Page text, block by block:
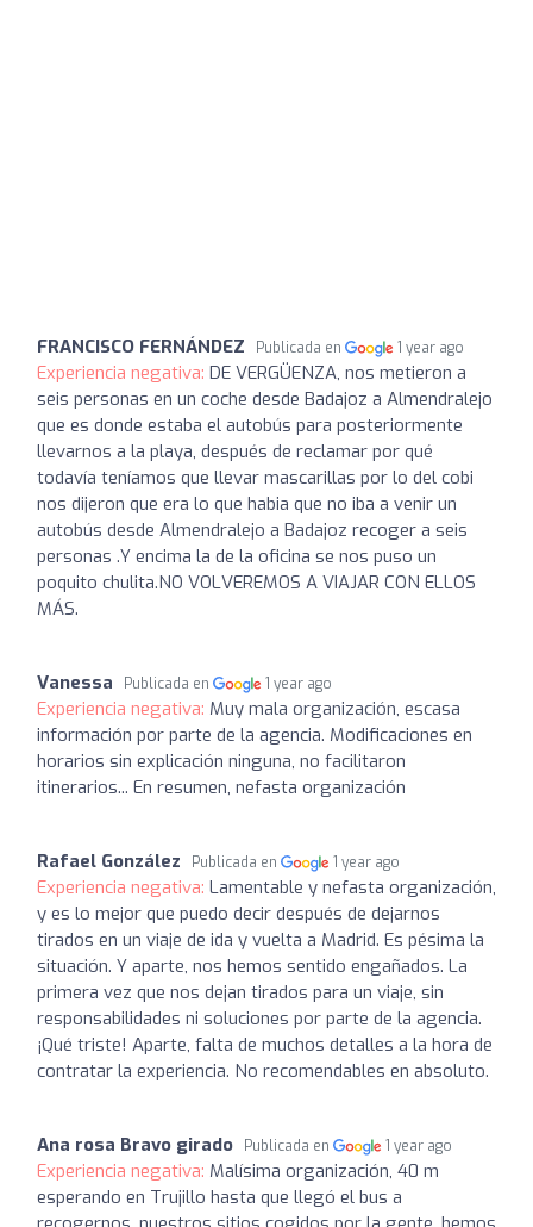
FRANCISCO FERNÁNDEZ Publicada en 1 year ago
Experiencia negativa: DE VERGÜENZA, nos metieron a
seis personas en un coche desde Badajoz a Almendralejo
que es donde estaba el autobús para posteriormente
llevarnos a la playa, después de reclamar por qué
todavía teníamos que llevar mascarillas por lo del cobi
nos dijeron que era lo que habia que no iba a venir un
autobús desde Almendralejo a Badajoz recoger a seis
personas .Y encima la de la oficina se nos puso un
poquito chulita.NO VOLVEREMOS A VIAJAR CON ELLOS
MÁS.
Vanessa Publicada en 1 year ago
Experiencia negativa: Muy mala organización, escasa
información por parte de la agencia. Modificaciones en
horarios sin explicación ninguna, no facilitaron
itinerarios... En resumen, nefasta organización
Rafael González Publicada en 1 year ago
Experiencia negativa: Lamentable y nefasta organización,
y es lo mejor que puedo decir después de dejarnos
tirados en un viaje de ida y vuelta a Madrid. Es pésima la
situación. Y aparte, nos hemos sentido engañados. La
primera vez que nos dejan tirados para un viaje, sin
responsabilidades ni soluciones por parte de la agencia.
¡Qué triste! Aparte, falta de muchos detalles a la hora de
contratar la experiencia. No recomendables en absoluto.
Ana rosa Bravo girado Publicada en 1 year ago
Experiencia negativa: Malísima organización, 40 m
esperando en Trujillo hasta que llegó el bus a